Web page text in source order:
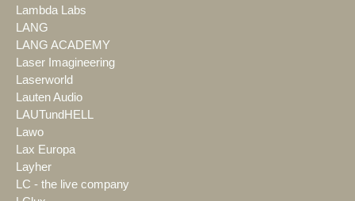
Lambda Labs
LANG
LANG ACADEMY
Laser Imagineering
Laserworld
Lauten Audio
LAUTundHELL
Lawo
Lax Europa
Layher
LC - the live company